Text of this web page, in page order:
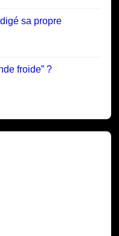
sa propre
froide” ?